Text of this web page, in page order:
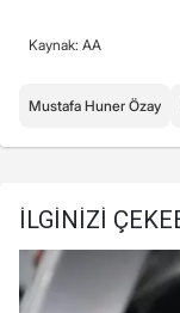
Kaynak: AA
Mustafa Huner Özay